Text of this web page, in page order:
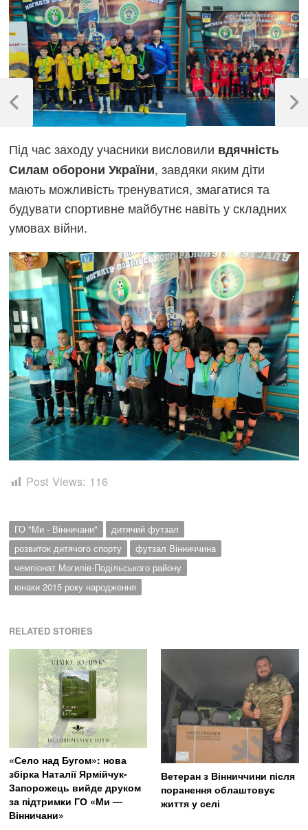
Під час заходу учасники висловили вдячність
Силам оборони України, завдяки яким діти
мають можливість тренуватися, змагатися та
будувати спортивне майбутнє навіть у складних
умовах війни.
Post Views: 116
ГО "Ми - Вінничани"
дитячий футзал
розвиток дитячого спорту
футзал Вінниччина
чемпіонат Могилів-Подільського району
юнаки 2015 року народження
RELATED STORIES
«Село над Бугом»: нова
збірка Наталії Ярмійчук-
Запорожець вийде друком
за підтримки ГО «Ми —
Вінничани»
Ветеран з Вінниччини після
поранення облаштовує
життя у селі
Навігація
записів
Previous
Next
Post